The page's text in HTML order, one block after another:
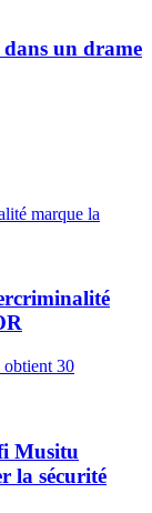
un drame
Musitu
la sécurité